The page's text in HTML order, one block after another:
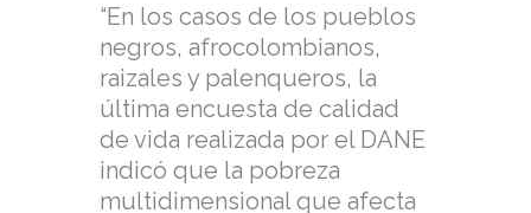
“En los casos de los pueblos
negros, afrocolombianos,
raizales y palenqueros, la
última encuesta de calidad
de vida realizada por el DANE
indicó que la pobreza
multidimensional que afecta